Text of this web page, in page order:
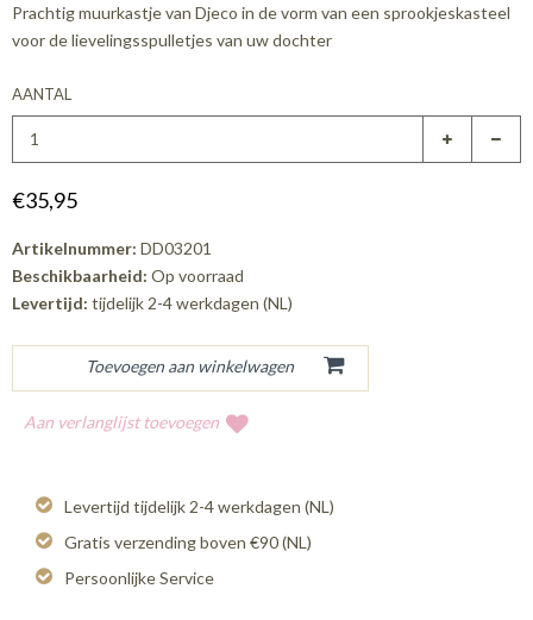
Prachtig muurkastje van Djeco in de vorm van een sprookjeskasteel
voor de lievelingsspulletjes van uw dochter
AANTAL
€35,95
Artikelnummer: DD03201
Beschikbaarheid: Op voorraad
Levertijd: tijdelijk 2-4 werkdagen (NL)
Aan verlanglijst toevoegen
Levertijd tijdelijk 2-4 werkdagen (NL)
Gratis verzending boven €90 (NL)
Persoonlijke Service